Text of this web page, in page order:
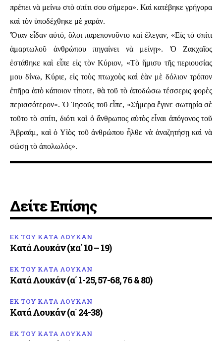
πρέπει νὰ μείνω στὸ σπίτι σου σήμερα». Καὶ κατέβηκε γρήγορα
καὶ τὸν ὑποδέχθηκε μὲ χαράν.
Ὅταν εἶδαν αὐτό, ὅλοι παρεπονοῦντο καὶ ἔλεγαν, «Εἰς τὸ σπίτι
ἁμαρτωλοῦ ἀνθρώπου πηγαίνει νὰ μείνῃ». Ὁ Ζακχαῖος
ἐστάθηκε καὶ εἶπε εἰς τὸν Κύριον, «Τὸ ἥμισυ τῆς περιουσίας
μου δίνω, Κύριε, εἰς τοὺς πτωχοὺς καὶ ἐὰν μὲ δόλιον τρόπον
ἐπῆρα ἀπὸ κάποιον τίποτε, θὰ τοῦ τὸ ἀποδώσω τέσσερις φορὲς
περισσότερον». Ὁ Ἰησοῦς τοῦ εἶπε, «Σήμερα ἔγινε σωτηρία σὲ
τοῦτο τὸ σπίτι, διότι καὶ ὁ ἄνθρωπος αὐτὸς εἶναι ἀπόγονος τοῦ
Ἀβραάμ, καὶ ὁ Υἱὸς τοῦ ἀνθρώπου ἦλθε νὰ ἀναζητήσῃ καὶ νὰ
σώσῃ τὸ ἀπολωλός».
Δείτε Επίσης
ΕΚ ΤΟΥ ΚΑΤΑ ΛΟΥΚΑΝ
Κατά Λουκάν (κα΄ 10 – 19)
ΕΚ ΤΟΥ ΚΑΤΑ ΛΟΥΚΑΝ
Κατά Λουκάν (α΄ 1-25, 57-68, 76 & 80)
ΕΚ ΤΟΥ ΚΑΤΑ ΛΟΥΚΑΝ
Κατά Λουκάν (α΄ 24-38)
ΕΚ ΤΟΥ ΚΑΤΑ ΛΟΥΚΑΝ